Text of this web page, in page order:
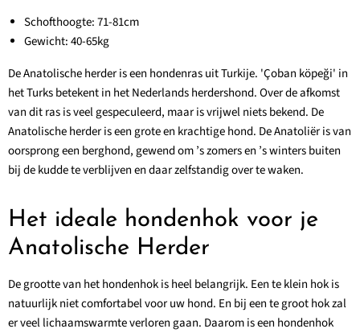
Schofthoogte: 71-81cm
Gewicht: 40-65kg
De Anatolische herder is een hondenras uit Turkije. 'Çoban köpeği' in
het Turks betekent in het Nederlands herdershond. Over de afkomst
van dit ras is veel gespeculeerd, maar is vrijwel niets bekend. De
Anatolische herder is een grote en krachtige hond. De Anatoliër is van
oorsprong een berghond, gewend om ’s zomers en ’s winters buiten
bij de kudde te verblijven en daar zelfstandig over te waken.
Het ideale hondenhok voor je
Anatolische Herder
De grootte van het hondenhok is heel belangrijk. Een te klein hok is
natuurlijk niet comfortabel voor uw hond. En bij een te groot hok zal
er veel lichaamswarmte verloren gaan. Daarom is een hondenhok